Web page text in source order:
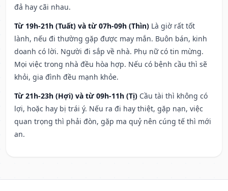
đả hay cãi nhau.
Từ 19h-21h (Tuất) và từ 07h-09h (Thìn) Là giờ rất tốt
lành, nếu đi thường gặp được may mắn. Buôn bán, kinh
doanh có lời. Người đi sắp về nhà. Phụ nữ có tin mừng.
Mọi việc trong nhà đều hòa hợp. Nếu có bệnh cầu thì sẽ
khỏi, gia đình đều mạnh khỏe.
Từ 21h-23h (Hợi) và từ 09h-11h (Tị) Cầu tài thì không có
lợi, hoặc hay bị trái ý. Nếu ra đi hay thiệt, gặp nạn, việc
quan trọng thì phải đòn, gặp ma quỷ nên cúng tế thì mới
an.